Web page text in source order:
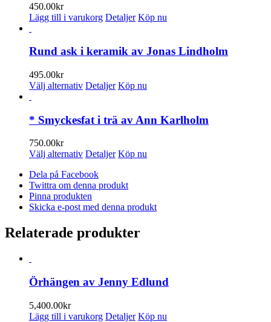
450.00kr
Lägg till i varukorg Detaljer Köp nu
Rund ask i keramik av Jonas Lindholm
495.00kr
Välj alternativ Den
har
flera
De
olika
alternativen
kan
väljas
på
produktsidan
Detaljer Köp nu
* Smyckesfat i trä av Ann Karlholm
750.00kr
Välj alternativ Den
produkten
har
flera
varianter.
olika
alternativen
produktsidan
Detaljer Köp nu
Dela på Facebook
Twittra om denna produkt
Pinna produkten
Skicka e-post med denna produkt
Relaterade produkter
Örhängen av Jenny Edlund
5,400.00kr
Lägg till i varukorg Detaljer Köp nu